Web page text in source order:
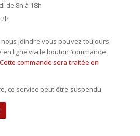
de 8h à 18h
nous joindre vous pouvez toujours
ligne via le bouton ‘commande
Cette commande sera traitée en
ce service peut être suspendu.